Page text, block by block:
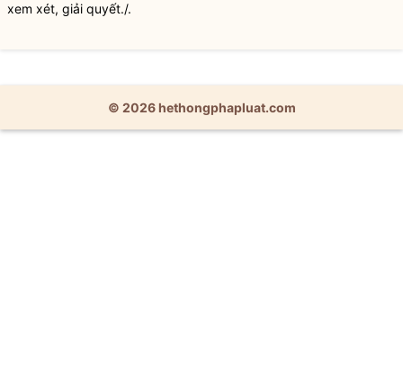
xem xét, giải quyết./.
© 2026 hethongphapluat.com